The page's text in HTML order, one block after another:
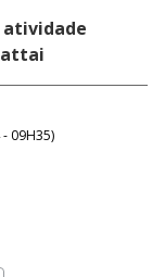
atividade
09H35)